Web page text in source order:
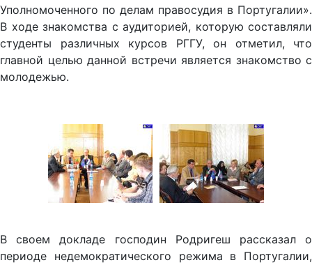
Уполномоченного по делам правосудия в Португалии».
В ходе знакомства с аудиторией, которую составляли
студенты различных курсов РГГУ, он отметил, что
главной целью данной встречи является знакомство с
молодежью.
В своем докладе господин Родригеш рассказал о
периоде недемократического режима в Португалии,